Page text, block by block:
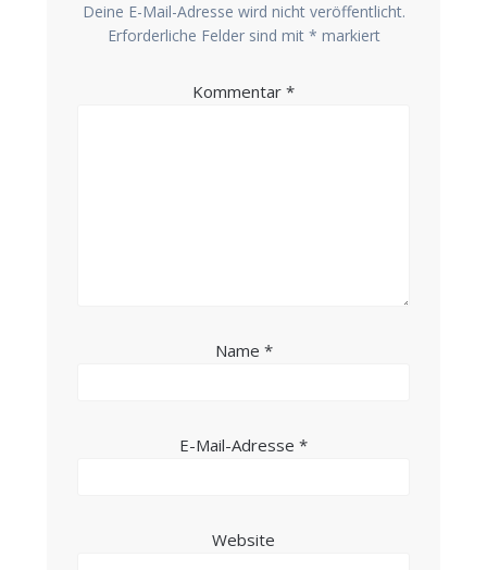
Deine E-Mail-Adresse wird nicht veröffentlicht.
Erforderliche Felder sind mit * markiert
Kommentar *
Name *
E-Mail-Adresse *
Website